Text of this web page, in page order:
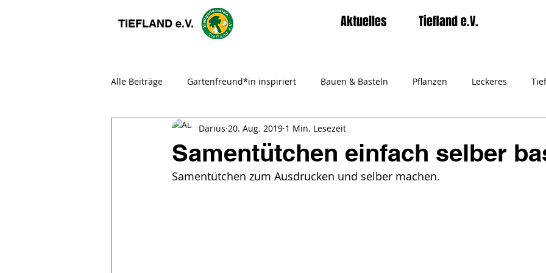
Aktuelles Tiefland e.V.
TIEFLAND e.V.
Alle Beiträge Gartenfreund*in inspiriert Bauen & Basteln Pflanzen Leckeres
Gemeinschaftsarbeit Fachberater Tiefland e.V.
Samentütchen einfach selber
Darius 20. Aug. 2019 1 Min. Lesezeit
Samentütchen zum Ausdrucken und selber machen.